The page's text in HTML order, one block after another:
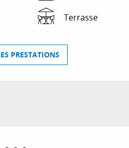
Terrasse
PRESTATIONS